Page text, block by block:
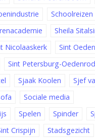
Schoolreizen
Sheila
Nicolaaskerk
Sint
Sint Petersburg-
Sjaak Koolen
Sjef
Sociale media
Spelen Spinder
Crispijn
Stadsgezicht